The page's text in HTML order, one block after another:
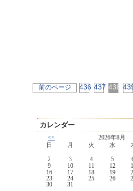
前のページ 436 437 438
カレンダー
<< 2026年8月
日
月 火 水
2
3 4 5
9
10 11 12
16
17 18 19
23
24 25 26
30
31